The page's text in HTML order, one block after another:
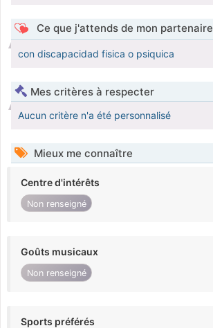
Ce que j'attends de mon partenaire
con discapacidad fisica o psiquica
Mes critères à respecter
Aucun critère n'a été personnalisé
Mieux me connaître
Centre d'intérêts
Non renseigné
Goûts musicaux
Non renseigné
Sports préférés